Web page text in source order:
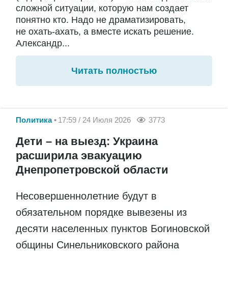
сложной ситуации, которую нам создает
понятно кто. Надо не драматизировать,
не охать-ахать, а вместе искать решение.
Александр...
Читать полностью
Политика 17:59 / 24 Июля 2026 3773
Дети – на выезд: Украина
расширила эвакуацию
Днепропетровской области
Несовершеннолетние будут в
обязательном порядке вывезены из
десяти населенных пунктов Богиновской
общины Синельниковского района